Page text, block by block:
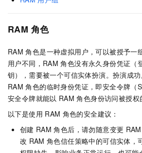
RAM 角色
RAM 角色是一种虚拟用户，可以被授予一
用户不同，RAM 角色没有永久身份凭证（
钥），需要被一个可信实体扮演。扮演成
RAM 角色的临时身份凭证，即安全令牌（
安全令牌就能以 RAM 角色身份访问被授权
以下是使用 RAM 角色的安全建议：
创建 RAM 角色后，请勿随意变更 RAM
改 RAM 角色信任策略中的可信实体，